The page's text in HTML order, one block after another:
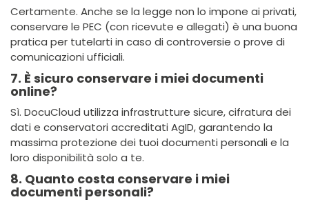
Certamente. Anche se la legge non lo impone ai privati,
conservare le PEC (con ricevute e allegati) è una buona
pratica per tutelarti in caso di controversie o prove di
comunicazioni ufficiali.
7. È sicuro conservare i miei documenti
online?
Sì. DocuCloud utilizza infrastrutture sicure, cifratura dei
dati e conservatori accreditati AgID, garantendo la
massima protezione dei tuoi documenti personali e la
loro disponibilità solo a te.
8. Quanto costa conservare i miei
documenti personali?